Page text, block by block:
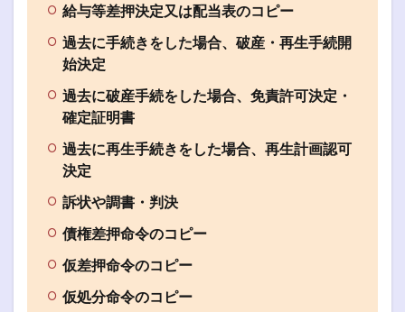
給与等差押決定又は配当表のコピー
過去に手続きをした場合、破産・再生手続開
始決定
過去に破産手続をした場合、免責許可決定・
確定証明書
過去に再生手続きをした場合、再生計画認可
決定
訴状や調書・判決
債権差押命令のコピー
仮差押命令のコピー
仮処分命令のコピー